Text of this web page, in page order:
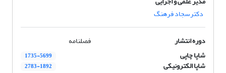
دکترسجاد فرهنگ
دوره انتشار
فصلنامه
شاپا چاپی
1735-5699
شاپا الکترونیکی 2783-1892